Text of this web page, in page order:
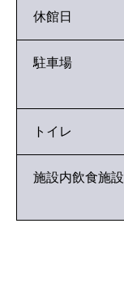
休館日
駐車場
トイレ
施設内飲食施設